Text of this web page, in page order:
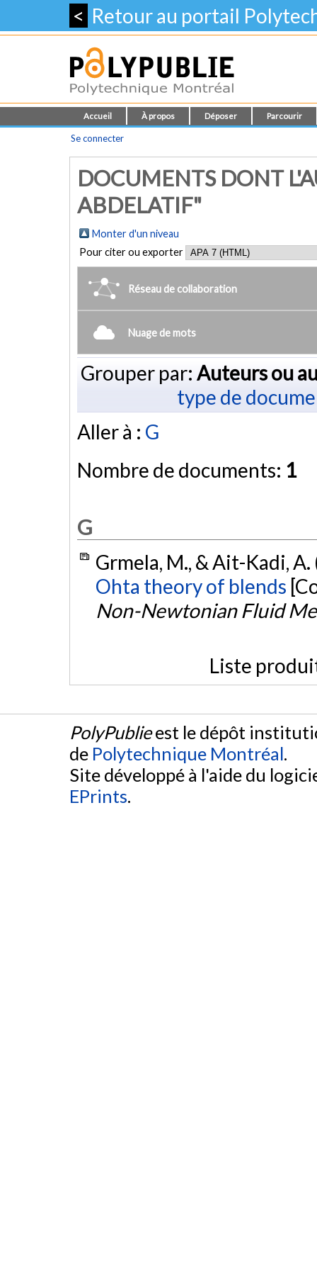
< Retour au portail
Accueil À propos Déposer Parcourir
Se connecter
DOCUMENTS DONT
ABDELATIF"
Monter d'un niveau
Pour citer ou exporter
Réseau de collaboration
Nuage de mots
Grouper par: Auteurs ou
type de
Aller à : G
Nombre de documents: 1
G
Grmela, M., & Ait-Kadi,
Ohta theory of blends
Non-Newtonian Fluid
Liste
PolyPublieest le dépôt
de Polytechnique Montréal.
Site développé à l'aide du
EPrints.